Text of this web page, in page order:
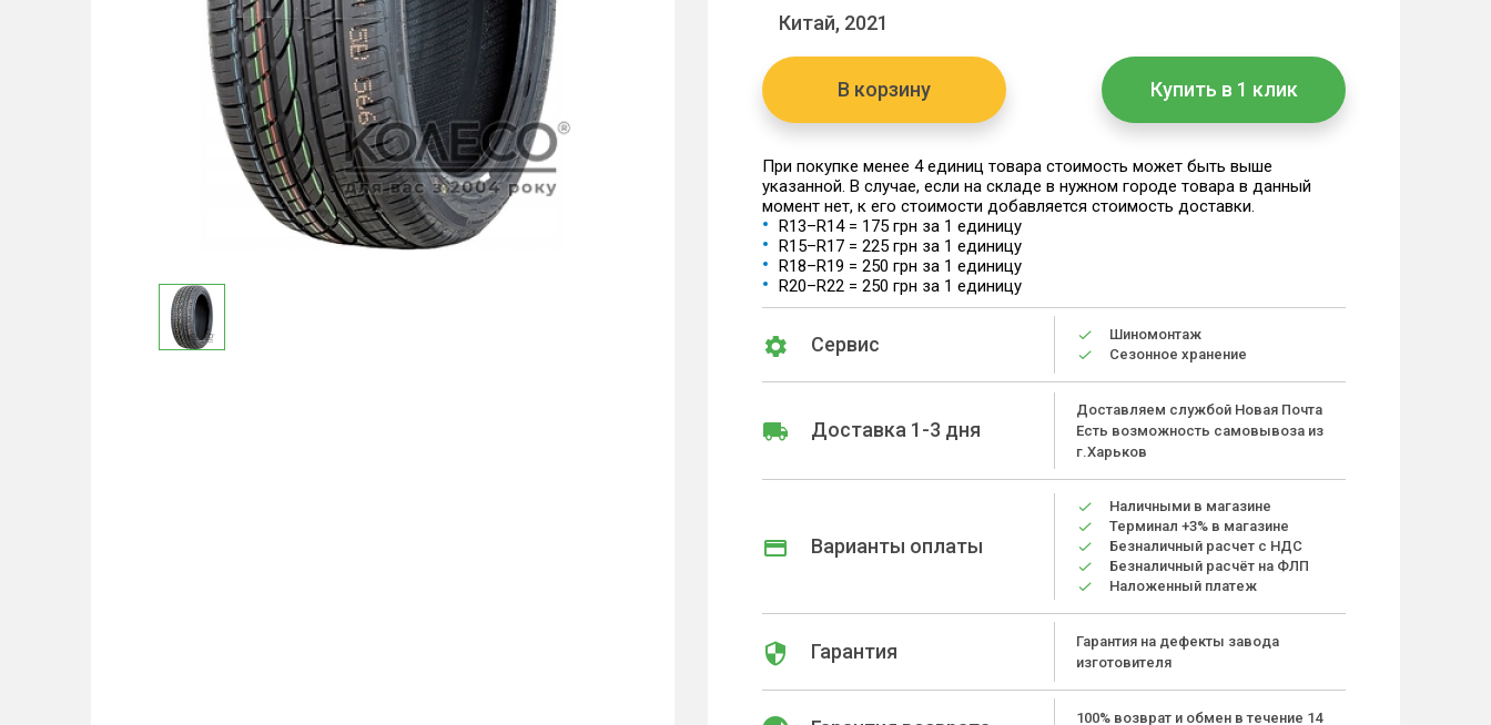
Китай, 2021
В корзину Купить в 1 клик
При покупке менее 4 единиц товара стоимость может быть выше
указанной. В случае, если на складе в нужном городе товара в данный
момент нет, к его стоимости добавляется стоимость доставки.
R13–R14 = 175 грн за 1 единицу
R15–R17 = 225 грн за 1 единицу
R18–R19 = 250 грн за 1 единицу
R20–R22 = 250 грн за 1 единицу
Сервис
Шиномонтаж
Сезонное хранение
Доставка 1-3 дня
Доставляем службой Новая Почта
Есть возможность самовывоза из
г.Харьков
Варианты оплаты
Наличными в магазине
Терминал +3% в магазине
Безналичный расчет с НДС
Безналичный расчёт на ФЛП
Наложенный платеж
Гарантия
Гарантия на дефекты завода
изготовителя
100% возврат и обмен в течение 14